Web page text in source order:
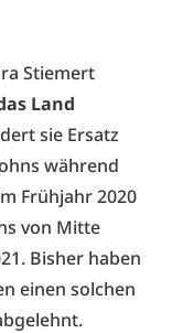
Stiemert
Land
sie Ersatz
während
Frühjahr 2020
von Mitte
Bisher haben
einen solchen